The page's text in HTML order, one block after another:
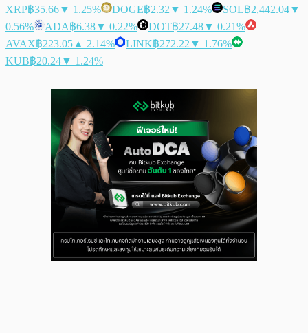
XRP฿35.66▼ 1.25% DOGE฿2.32 ▼ 1.24% SOL฿2,442.04▼
0.56%
ADA฿6.38▼ 0.22% DOT฿27.48▼ 0.21%
AVAX฿223.05 ▲ 2.14% LINK฿272.22 ▼ 1.76%
KUB฿20.24▼ 1.24%